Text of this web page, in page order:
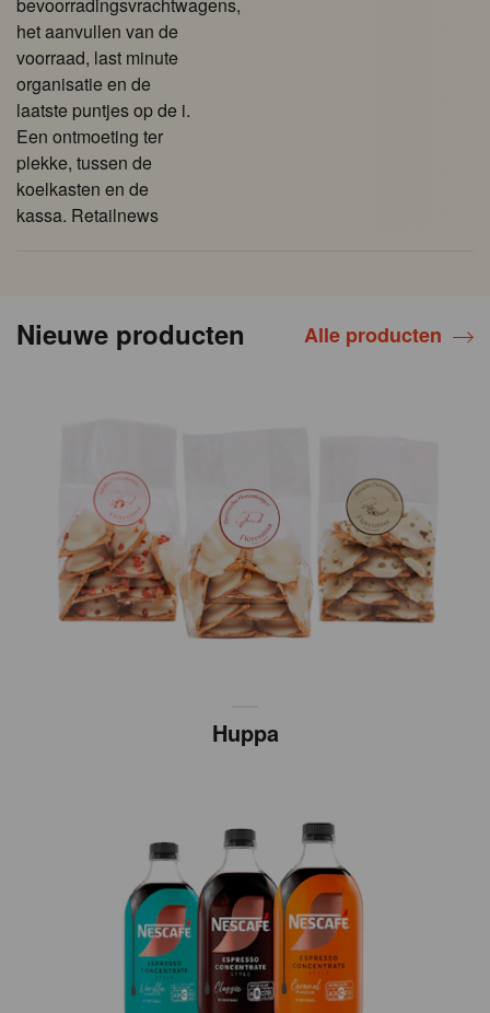
het aanvullen van de
voorraad, last minute
organisatie en de
laatste puntjes op de i.
Een ontmoeting ter
plekke, tussen de
koelkasten en de
kassa. Retailnews
Nieuwe producten Alle producten
Huppa